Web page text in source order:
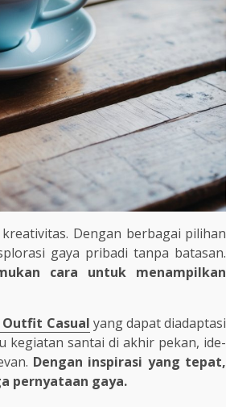
Dengan berbagai pilihan
gaya pribadi tanpa batasan.
cara untuk menampilkan
Casual yang dapat diadaptasi
kegiatan santai di akhir pekan, ide-
Dengan inspirasi yang tepat,
pernyataan gaya.